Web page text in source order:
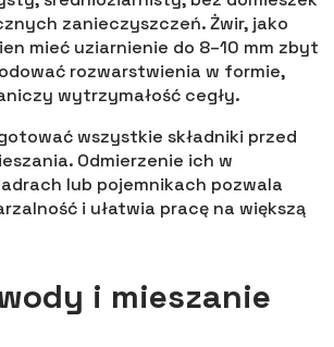
zanieczyszczeń. Żwir, jako
mieć uziarnienie do 8–10 mm zbyt
rozwarstwienia w formie,
wytrzymałość cegły.
wszystkie składniki przed
Odmierzenie ich w
lub pojemnikach pozwala
i ułatwia pracę na większą
i mieszanie